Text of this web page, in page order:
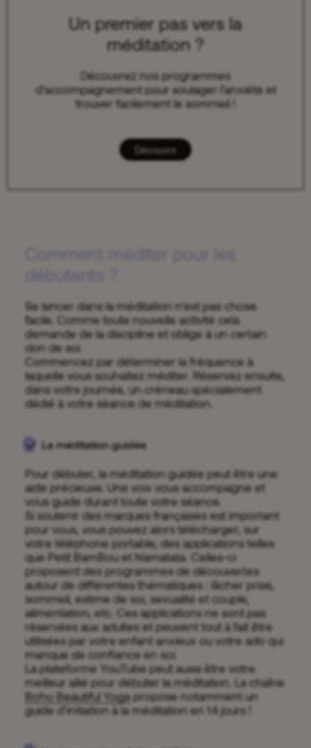
Un premier pas vers la
méditation ?
Découvrez nos programmes
d’accompagnement pour soulager l’anxiété et
trouver facilement le sommeil !
Découvrir
Se lancer dans la méditation n’est pas chose
facile. Comme toute nouvelle activité cela
demande de la discipline et oblige à un certain
don de soi.
Commencez par déterminer la fréquence à
laquelle vous souhaitez méditer. Réservez ensuite,
dans votre journée, un créneau spécialement
dédié à votre séance de méditation.
La méditation guidée
Pour débuter, la méditation guidée peut être une
aide précieuse. Une voix vous accompagne et
vous guide durant toute votre séance.
Si soutenir des marques françaises est important
pour vous, vous pouvez alors télécharger, sur
votre téléphone portable, des applications telles
que Petit BamBou et Namatata. Celles-ci
proposent des programmes de découvertes
autour de différentes thématiques : lâcher prise,
sommeil, estime de soi, sexualité et couple,
alimentation, etc. Ces applications ne sont pas
réservées aux adultes et peuvent tout à fait être
utilisées par votre enfant anxieux ou votre ado qui
manque de confiance en soi.
La plateforme YouTube peut aussi être votre
meilleur allié pour débuter la méditation. La chaîne
Boho Beautiful Yogapropose notamment un
guide d’initiation à la méditation en 14 jours !